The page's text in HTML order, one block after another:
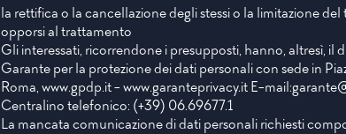
la rettifica o la cancellazione degli stessi o la limitazione
opporsi al trattamento
Gli interessati, ricorrendone i presupposti, hanno, altresì, il
Garante per la protezione dei dati personali con sede in
Roma,www.gpdp.it-www.garanteprivacy.itE-mail:
Centralino telefonico: (+39) 06.69677.1
La mancata comunicazione di dati personali richiesti